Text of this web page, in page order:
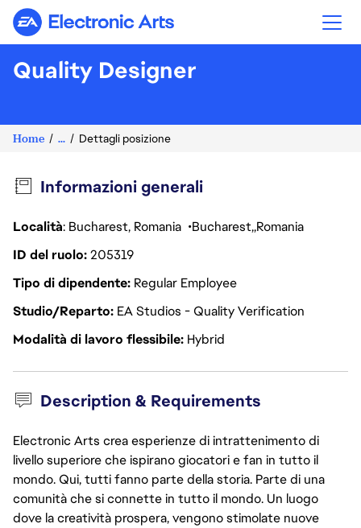
Electronic Arts
Quality Designer
Home ... Dettagli posizione
Informazioni generali
Località: Bucharest, Romania Bucharest Romania
ID del ruolo205319
Tipo di dipendente Regular Employee
Studio/Reparto EA Studios - Quality Verification
Modalità di lavoro flessibile Hybrid
Description & Requirements
Electronic Arts crea esperienze di intrattenimento di
livello superiore che ispirano giocatori e fan in tutto il
mondo. Qui, tutti fanno parte della storia. Parte di una
comunità che si connette in tutto il mondo. Un luogo
dove la creatività prospera, vengono stimolate nuove